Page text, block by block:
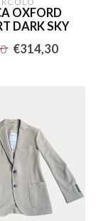
OXFORD
DARK SKY
€314,30